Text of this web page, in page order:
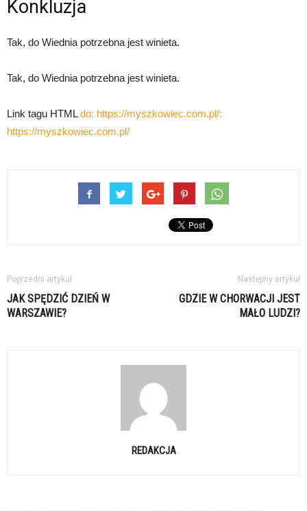
Konkluzja
Tak, do Wiednia potrzebna jest winieta.
Tak, do Wiednia potrzebna jest winieta.
Link tagu HTMLdo: https://myszkowiec.com.pl/:
https://myszkowiec.com.pl/
Poprzedni artykuł
JAK SPĘDZIĆ DZIEŃ W
WARSZAWIE?
Następny artykuł
GDZIE W CHORWACJI JEST
MAŁO LUDZI?
REDAKCJA